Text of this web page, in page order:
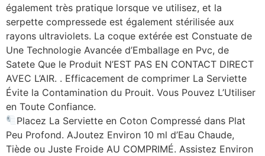
également très pratique lorsque ve utilisez, et la
serpette compressede est également stérilisée aux
rayons ultraviolets. La coque extérée est Constuate de
Une Technologie Avancée d’Emballage en Pvc, de
Satete Que le Produit N’EST PAS EN CONTACT DIRECT
AVEC L’AIR. . Efficacement de comprimer La Serviette
Évite la Contamination du Prouit. Vous Pouvez L’Utiliser
en Toute Confiance.
Placez La Serviette en Coton Compressé dans Plat
Peu Profond. AJoutez Environ 10 ml d’Eau Chaude,
Tiède ou Juste Froide AU COMPRIMÉ. Assistez Environ